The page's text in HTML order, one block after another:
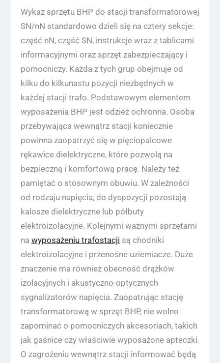
Wykaz sprzętu BHP do stacji transformatorowej
SN/nN standardowo dzieli się na cztery sekcje:
część nN, część SN, instrukcje wraz z tablicami
informacyjnymi oraz sprzęt zabezpieczający i
pomocniczy. Każda z tych grup obejmuje od
kilku do kilkunastu pozycji niezbędnych w
każdej stacji trafo. Podstawowym elementem
wyposażenia BHP jest odzież ochronna. Osoba
przebywająca wewnątrz stacji koniecznie
powinna zaopatrzyć się w pięciopalcowe
rękawice dielektryczne, które pozwolą na
bezpieczną i komfortową pracę. Należy też
pamiętać o stosownym obuwiu. W zależności
od rodzaju napięcia, do dyspozycji pozostają
kalosze dielektryczne lub półbuty
elektroizolacyjne. Kolejnymi ważnymi sprzętami
na wyposażeniu trafostacji są chodniki
elektroizolacyjne i przenośne uziemiacze. Duże
znaczenie ma również obecność drążków
izolacyjnych i akustyczno-optycznych
sygnalizatorów napięcia. Zaopatrując stację
transformatorową w sprzęt BHP, nie wolno
zapominać o pomocniczych akcesoriach, takich
jak gaśnice czy właściwie wyposażone apteczki.
O zagrożeniu wewnątrz stacji informować będą